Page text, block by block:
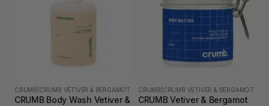
CRUMB CRUMB VETIVER & BERGAMOT
CRUMB Body Wash Vetiver &
CRUMB CRUMB VETIVER & BERGAMOT
CRUMB Vetiver & Bergamot